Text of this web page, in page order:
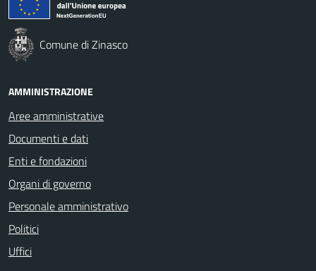
Comune di Zinasco
AMMINISTRAZIONE
Aree amministrative
Documenti e dati
Enti e fondazioni
Organi di governo
Personale amministrativo
Politici
Uffici